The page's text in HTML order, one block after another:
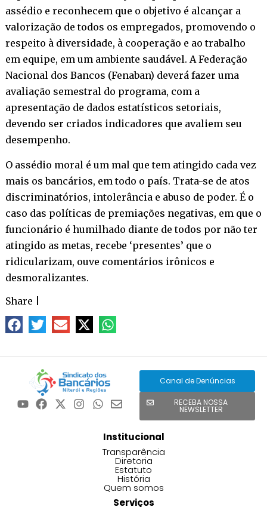
assédio e reconhecem que o objetivo é alcançar a
valorização de todos os empregados, promovendo o
respeito à diversidade, à cooperação e ao trabalho
em equipe, em um ambiente saudável. A Federação
Nacional dos Bancos (Fenaban) deverá fazer uma
avaliação semestral do programa, com a
apresentação de dados estatísticos setoriais,
devendo ser criados indicadores que avaliem seu
desempenho.
O assédio moral é um mal que tem atingido cada vez
mais os bancários, em todo o país. Trata-se de atos
discriminatórios, intolerância e abuso de poder. É o
caso das políticas de premiações negativas, em que o
funcionário é humilhado diante de todos por não ter
atingido as metas, recebe ‘presentes’ que o
ridicularizam, ouve comentários irônicos e
desmoralizantes.
Share
Canal de Denúncias
RECEBA NOSSA
NEWSLETTER
Institucional
Transparência
Diretoria
Estatuto
História
Quem somos
Serviços